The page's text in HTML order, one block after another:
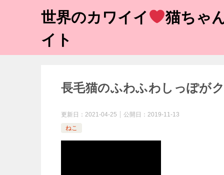
世界のカワイイ
猫ちゃ
イト
長毛猫のふわふわしっぽが
更新日： 2021-04-25 公開日： 2019-11-13
ねこ